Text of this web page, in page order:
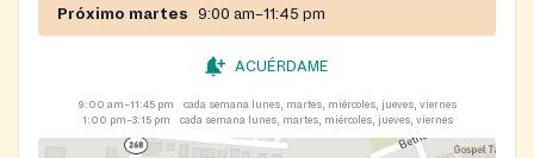
Próximo martes 9:00 am–11:45 pm
ACUÉRDAME
9:00 am–11:45 pm
cada semana lunes, martes, miércoles, jueves, viernes
1:00 pm–3:15 pm
cada semana lunes, martes, miércoles, jueves, viernes